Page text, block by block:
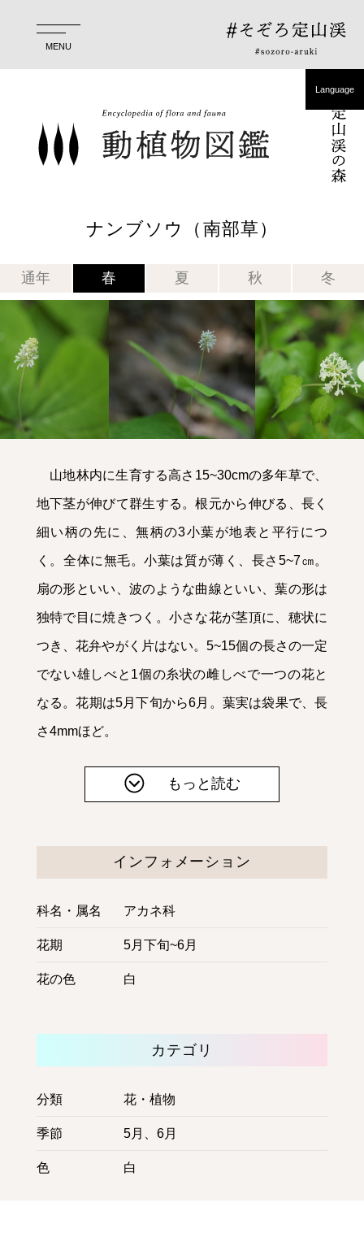
Language
日本語
English
한국어
MENU
おすすめ
お役立ち
森の動植物図鑑
日本語 English
ナンブソウ（南部草）
通年 春 夏 秋 冬
山地林内に生育する高さ15~30cmの多年草で、
地下茎が伸びて群生する。根元から伸びる、長く
細い柄の先に、無柄の3小葉が地表と平行につ
く。全体に無毛。小葉は質が薄く、長さ5~7㎝。
扇の形といい、波のような曲線といい、葉の形は
独特で目に焼きつく。小さな花が茎頂に、穂状に
つき、花弁やがく片はない。5~15個の長さの一定
でない雄しべと1個の糸状の雌しべで一つの花と
なる。花期は5月下旬から6月。葉実は袋果で、長
さ4mmほど。
インフォメーション
科名・属名 アカネ科
花期 5月下旬~6月
花の色 白
カテゴリ
分類 花・植物
季節 5月、6月
色 白